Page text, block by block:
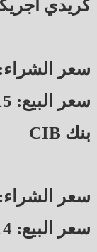
كريدي
سعر الشراء: 53.05 جنيه
سعر البيع: 53.15 جنيه
بنك CIB
سعر الشراء: 53.04 جنيه
سعر البيع: 53.14 جنيها